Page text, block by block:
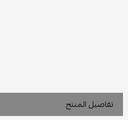
تفاصيل المنتج